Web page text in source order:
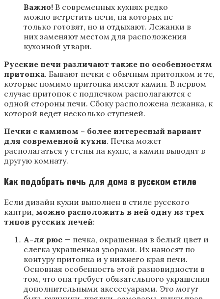
Важно! В современных кухнях редко
можно встретить печи, на которых не
только готовят, но и отдыхают. Лежанки в
них заменяют местом для расположения
кухонной утвари.
Русские печи различают также по особенностям
притопка. Бывают печки с обычным притопком и те,
которые помимо притопка имеют камин. В первом
случае притопок с подпечком располагаются с
одной стороны печи. Сбоку расположена лежанка, к
которой ведет несколько ступеней.
Печки с камином – более интересный вариант
для современной кухни. Печка может
располагаться у стены на кухне, а камин выводят в
другую комнату.
Как подобрать печь для дома в русском стиле
Если дизайн кухни выполнен в стиле русского
кантри, можно расположить в ней одну из трех
типов русских печей:
А-ля рюс — печка, окрашенная в белый цвет и
слегка украшенная узорами. Их наносят по
контуру притопка и у нижнего края печи.
Основная особенность этой разновидности в
том, что она требует обязательного украшения
дополнительными аксессуарами. Это могут